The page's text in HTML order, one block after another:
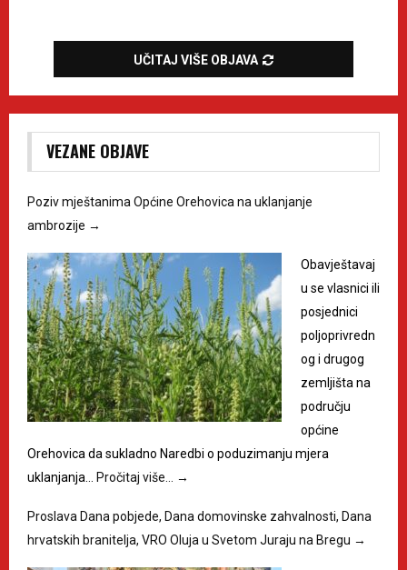
UČITAJ VIŠE OBJAVA
VEZANE OBJAVE
Poziv mještanima Općine Orehovica na uklanjanje
ambrozije →
Obavještavaj
u se vlasnici ili
posjednici
poljoprivredn
og i drugog
zemljišta na
području
općine
Orehovica da sukladno Naredbi o poduzimanju mjera
uklanjanja… Pročitaj više… →
Proslava Dana pobjede, Dana domovinske zahvalnosti, Dana
hrvatskih branitelja, VRO Oluja u Svetom Juraju na Bregu →